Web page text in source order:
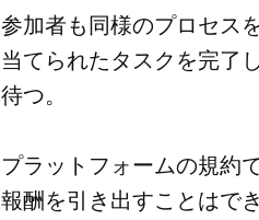
参加者も同様のプロセス
当てられたタスクを完了
待つ。
プラットフォームの規約
報酬を引き出すことはで